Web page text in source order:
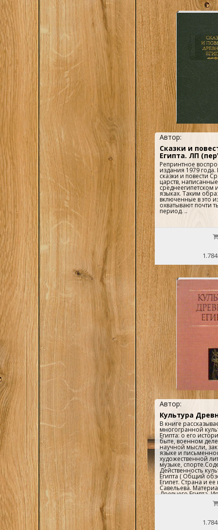
фараонов.
алфавитным
династий, имен,
преданий и
Автор:
Сказки и
Египта. ЛП
Репринтное
издания 1979
сказки и повести
царств,
среднеегипетском
языках. Таким
включенные в это
охватывают почти
период. ..
Автор:
Культура
В книге
многогранной
Египта: о его
быте, военном
научной мысли,
языке и
художественной
музыке,
Действенность
Египта ( Общий
Египет. Страна и
Савельева.
Древнего Египта.
сельское
и транспорт.
Мифологическое